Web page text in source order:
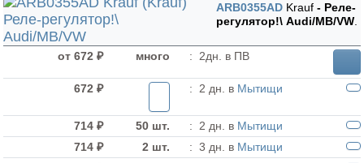
ARB0355AD Krauf- Реле-
регулятор!\ Audi/MB/VW.
от 672 ₽ много : 2дн. в ПВ
672 ₽ : 2 дн. в Мытищи
714 ₽ 50 шт. : 2 дн. в Мытищи
714 ₽
2 шт. : 3 дн. в Мытищи